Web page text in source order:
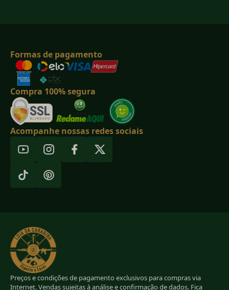
Formas de pagamento
Compra 100% segura
Acompanhe nossas redes sociais
Preços e condições de pagamento exclusivos para compras via
Internet. Vendas sujeitas à análise e confirmação de dados. Fica